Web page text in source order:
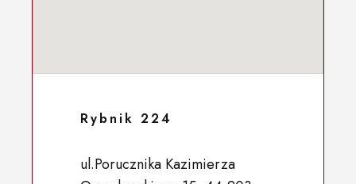
Rybnik 224
ul.Porucznika Kazimierza